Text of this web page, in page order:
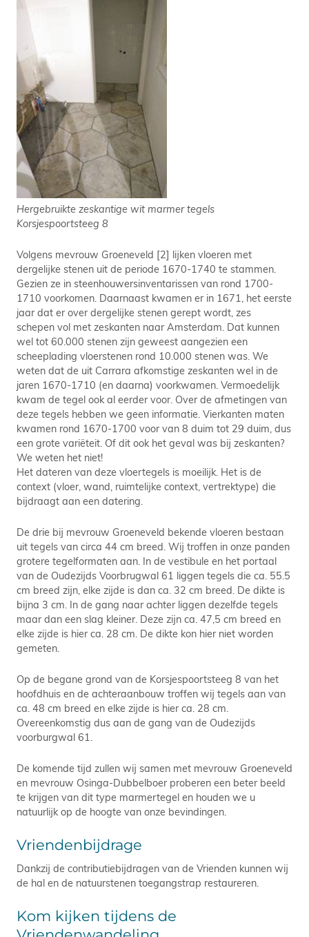
Hergebruikte zeskantige wit marmer tegels
Korsjespoortsteeg 8
Volgens mevrouw Groeneveld [2] lijken vloeren met
dergelijke stenen uit de periode 1670-1740 te stammen.
Gezien ze in steenhouwersinventarissen van rond 1700-
1710 voorkomen. Daarnaast kwamen er in 1671, het eerste
jaar dat er over dergelijke stenen gerept wordt, zes
schepen vol met zeskanten naar Amsterdam. Dat kunnen
wel tot 60.000 stenen zijn geweest aangezien een
scheeplading vloerstenen rond 10.000 stenen was. We
weten dat de uit Carrara afkomstige zeskanten wel in de
jaren 1670-1710 (en daarna) voorkwamen. Vermoedelijk
kwam de tegel ook al eerder voor. Over de afmetingen van
deze tegels hebben we geen informatie. Vierkanten maten
kwamen rond 1670-1700 voor van 8 duim tot 29 duim, dus
een grote variëteit. Of dit ook het geval was bij zeskanten?
We weten het niet!
Het dateren van deze vloertegels is moeilijk. Het is de
context (vloer, wand, ruimtelijke context, vertrektype) die
bijdraagt aan een datering.
De drie bij mevrouw Groeneveld bekende vloeren bestaan
uit tegels van circa 44 cm breed. Wij troffen in onze panden
grotere tegelformaten aan. In de vestibule en het portaal
van de Oudezijds Voorbrugwal 61 liggen tegels die ca. 55.5
cm breed zijn, elke zijde is dan ca. 32 cm breed. De dikte is
bijna 3 cm. In de gang naar achter liggen dezelfde tegels
maar dan een slag kleiner. Deze zijn ca. 47,5 cm breed en
elke zijde is hier ca. 28 cm. De dikte kon hier niet worden
gemeten.
Op de begane grond van de Korsjespoortsteeg 8 van het
hoofdhuis en de achteraanbouw troffen wij tegels aan van
ca. 48 cm breed en elke zijde is hier ca. 28 cm.
Overeenkomstig dus aan de gang van de Oudezijds
voorburgwal 61.
De komende tijd zullen wij samen met mevrouw Groeneveld
en mevrouw Osinga-Dubbelboer proberen een beter beeld
te krijgen van dit type marmertegel en houden we u
natuurlijk op de hoogte van onze bevindingen.
Vriendenbijdrage
​Dankzij de contributiebijdragen van de Vrienden kunnen wij
de hal en de natuurstenen toegangstrap restaureren.
Kom kijken tijdens de